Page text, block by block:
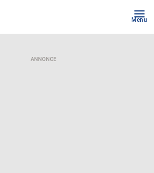
Menu
ANNONCE